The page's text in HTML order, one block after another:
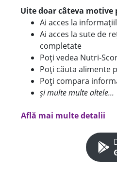
Uite doar câteva
Ai acces la
Ai acces la sute de
completate
Poți vedea Nutri-
Poți căuta alimente
Poți compara
și multe multe altele...
Află mai multe detalii